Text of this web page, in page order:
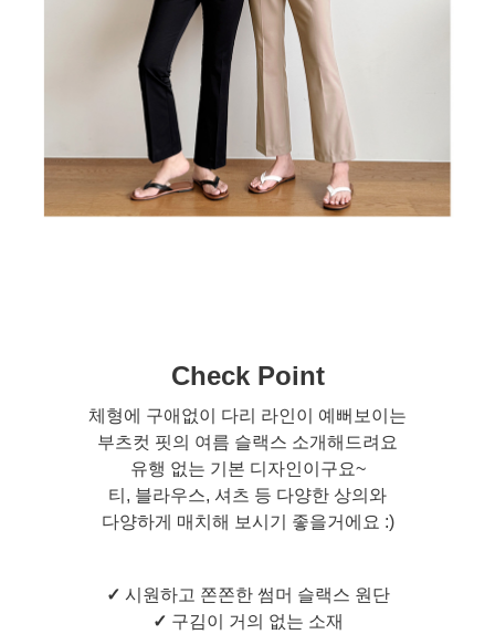
Check Point
체형에 구애없이 다리 라인이 예뻐보이는
부츠컷 핏의 여름 슬랙스 소개해드려요
유행 없는 기본 디자인이구요~
티, 블라우스, 셔츠 등 다양한 상의와
다양하게 매치해 보시기 좋을거에요 :)
✓ 시원하고 쫀쫀한 썸머 슬랙스 원단
✓ 구김이 거의 없는 소재